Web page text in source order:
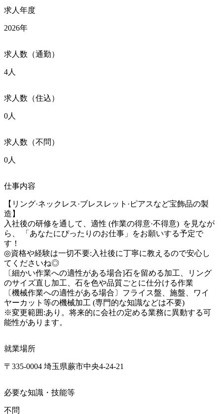
求人年度
2026年
求人数（通勤）
4人
求人数（住込）
0人
求人数（不問）
0人
仕事内容
【リング·ネックレス·ブレスレット·ピアスなど宝飾品の製
造】
入社後の研修を通して、適性 (作業の得意·不得意)  を見なが
ら、 「あなたにぴったりのお仕事」をお願いする予定で
す！
◎資格や経験は一切不要:入社後に丁寧に教えるので安心し
てくださいね◎
〔細かい作業への適性がある場合]石を留める加工、リング
のサイズ直し加工、石を色や品質ごとに仕分ける作業
〔機械作業への適性がある場合〕フライス盤、施盤、ワイ
ヤーカット等の機械加工 (専門的な知識などは不要)
※変更範囲:あり。将来的に会社の定める業務に異動する可
能性があります。
就業場所
〒335-0004 埼玉県蕨市中央4-24-21
必要な知識・技能等
不問